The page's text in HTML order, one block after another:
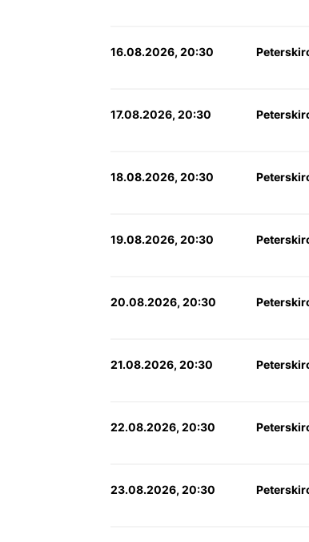
16.08.2026, 20:30
17.08.2026, 20:30
18.08.2026, 20:30
19.08.2026, 20:30
20.08.2026, 20:30
21.08.2026, 20:30
22.08.2026, 20:30
23.08.2026, 20:30